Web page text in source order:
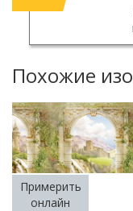
Похожие
Примерить
онлайн